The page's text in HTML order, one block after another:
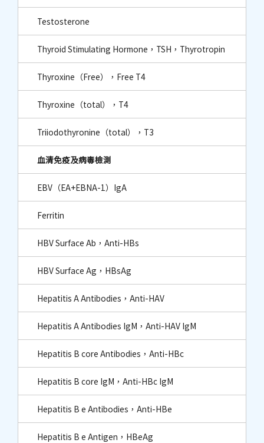
Testosterone
Thyroid Stimulating Hormone，TSH，Thyrotropin
Thyroxine（Free），Free T4
Thyroxine（total），T4
Triiodothyronine（total），T3
血清免疫及病毒檢測
EBV（EA+EBNA-1）IgA
Ferritin
HBV Surface Ab，Anti-HBs
HBV Surface Ag，HBsAg
Hepatitis A Antibodies，Anti-HAV
Hepatitis A Antibodies IgM，Anti-HAV IgM
Hepatitis B core Antibodies，Anti-HBc​
Hepatitis B core IgM，Anti-HBc IgM​
Hepatitis B e Antibodies，Anti-HBe
Hepatitis B e Antigen，HBeAg